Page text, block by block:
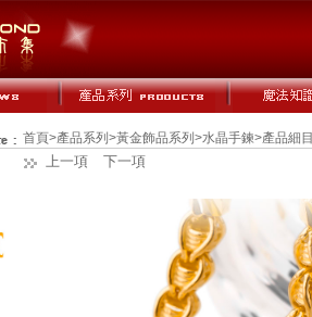
首頁>產品系列 >黃金飾品系列 >水晶手鍊>產品細目
上一項 下一項